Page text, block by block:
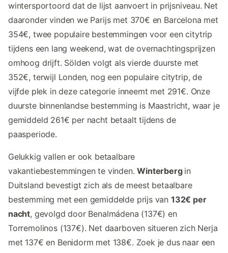
wintersportoord dat de lijst aanvoert in prijsniveau. Net
daaronder vinden we Parijs met 370€ en Barcelona met
354€, twee populaire bestemmingen voor een citytrip
tijdens een lang weekend, wat de overnachtingsprijzen
omhoog drijft. Sölden volgt als vierde duurste met
352€, terwijl Londen, nog een populaire citytrip, de
vijfde plek in deze categorie inneemt met 291€. Onze
duurste binnenlandse bestemming is Maastricht, waar je
gemiddeld 261€ per nacht betaalt tijdens de
paasperiode.
Gelukkig vallen er ook betaalbare
vakantiebestemmingen te vinden.Winterberg in
Duitsland bevestigt zich als de meest betaalbare
bestemming met een gemiddelde prijs van 132€ per
nacht, gevolgd door Benalmádena (137€) en
Torremolinos (137€). Net daarboven situeren zich Nerja
met 137€ en Benidorm met 138€. Zoek je dus naar een